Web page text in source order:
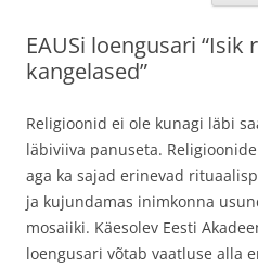
juurde
EAUSi loengusari
kangelased”
Religioonid ei ole kunagi läbi
läbiviiva panuseta.
aga ka sajad erinevad
ja kujundamas inimkonna
mosaiiki. Käesolev Eesti
loengusari võtab vaatluse alla